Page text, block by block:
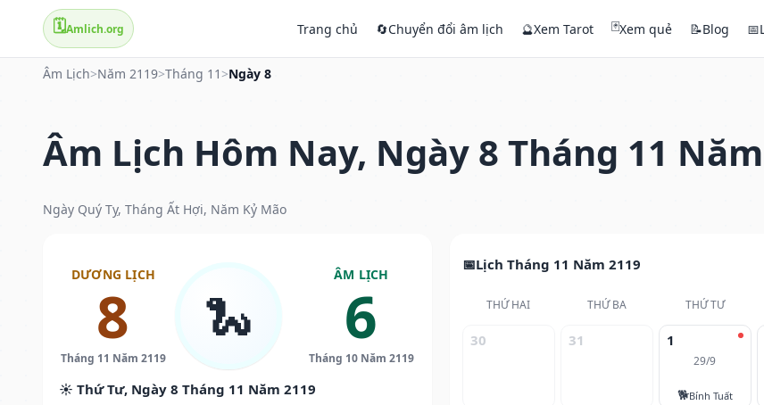
🗓️Amlich.org Trang chủ 🔄Chuyển đổi âm lịch 🔮Xem Tarot 🃏Xem quẻ 📝Blog 📅
Âm Lịch>Năm 2119>Tháng 11 >Ngày 8
Âm Lịch Hôm Nay, Ngày 8 Tháng 11
Ngày Quý Tỵ, Tháng Ất Hợi, Năm Kỷ Mão
DƯƠNG LỊCH
8
Tháng 11 Năm 2119
🐍
ÂM LỊCH
6
Tháng 10 Năm 2119
☀️ Thứ Tư, Ngày 8 Tháng 11 Năm 2119
Lịch Tháng 11 Năm 2119
THỨ HAI THỨ BA THỨ TƯ
30 31 1
29/9
🐕Bính Tuất